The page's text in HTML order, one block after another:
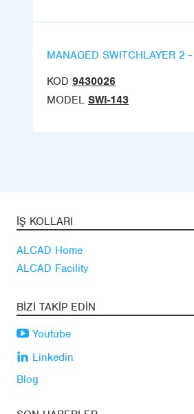
MANAGED SWITCHLAYER 2
KOD 9430026
MODEL SWI-143
İŞ KOLLARI
ALCAD Home
ALCAD Facility
BIZI TAKIP EDIN
Youtube
Linkedin
Blog